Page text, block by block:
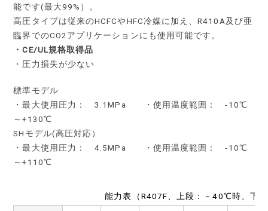
能です(最大99%）。
高圧タイプは従来のHCFCやHFC冷媒に加え、R410A及び亜
臨界でのCO2アプリケーションにも使用可能です。
・CE/UL規格取得品
・圧力損失が少ない
標準モデル
・最大使用圧力： 3.1MPa ・使用温度範囲： -10℃
～+130℃
SHモデル(高圧対応）
・最大使用圧力： 4.5MPa ・使用温度範囲： -10℃
～+110℃
能力表（R407F、上段：－40℃時、下